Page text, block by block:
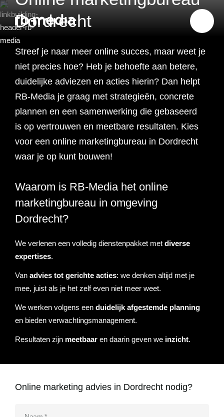
Website ontwikkeling
Website ontwikkeling
Website laten maken
Werken bij website
Webdesign bureau
Webshop ontwikkeling
Shopify webshop
ontwikkeling
Webshop laten maken
Zoho webshop
Recruitment websites
Carerix website
Bullhorn website
Vastgoed websites
Realworks website
Branding & Strategie
Branding
Merkverhaal
Doelgroep analyse
Klantreis in kaart
brengen
Strategie
Online marketing
strategie
Content strategie
Social Media strategie
Online marketing
Online marketing
Online marketing
bureau
Online marketing
uitbesteden
Online marketing advies
CRO
SEO
SEO onderzoek
SEO advies
SEO strategie
SEO teksten
SEO uitbesteden
Advertising
Google Ads uitbesteden
Google shopping
Social advertising
Linkbuilding
Linkbuilding uitbesteden
E-mail marketing
E-mail marketing
uitbesteden
Data & inzicht
Website inzicht
Nulmeting website
Website analyse
Onderzoeken
Zoekwoordenonderzoek
Concurrentieanalyse
Google Ads audit
Data & tools
SalesFeed
Marketing dashboard
Google Analytics 4
instellen
Over ons
Actueel
Werken bij
info@rb-media.nl
Dordrecht
Streef je naar meer online succes, maar weet je
niet precies hoe? Heb je behoefte aan betere,
duidelijke adviezen en acties hierin? Dan helpt
RB-Media je graag met strategieën, concrete
plannen en een samenwerking die gebaseerd
is op vertrouwen en meetbare resultaten. Kies
voor een online marketingbureau in Dordrecht
waar je op kunt bouwen!
Online marketing advies in Dordrecht nodig?
Waarom is RB-Media het online
marketingbureau in omgeving
Dordrecht?
We verlenen een volledig dienstenpakket met diverse
expertises.
Van advies tot gerichte acties: we denken altijd met je
mee, juist als je het zelf even niet meer weet.
We werken volgens een duidelijk afgestemde planning
en bieden verwachtingsmanagement.
Resultaten zijn meetbaar en daarin geven we inzicht.